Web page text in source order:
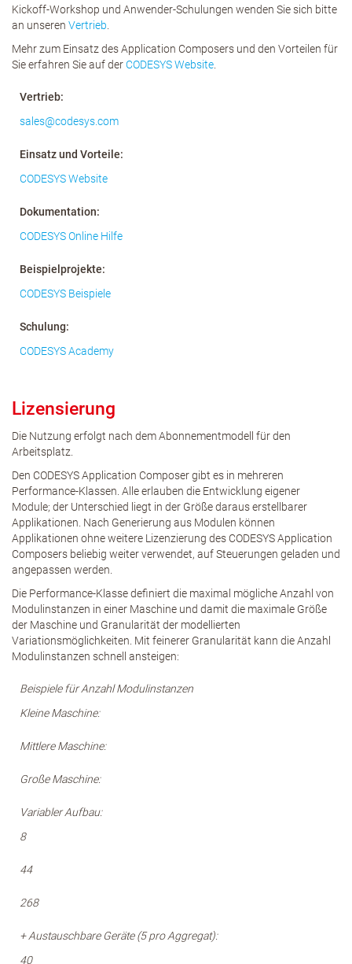
Kickoff-Workshop und Anwender-Schulungen wenden Sie sich bitte
an unseren Vertrieb
Mehr zum Einsatz des Application Composers und den Vorteilen für
Sie erfahren Sie auf derCODESYS Website
Vertrieb:
sales@codesyscom
Einsatz und Vorteile:
CODESYS Website
Dokumentation:
CODESYS Online Hilfe
Beispielprojekte:
CODESYS Beispiele
Schulung:
CODESYS Academy
Lizensierung
Die Nutzung erfolgt nach dem Abonnementmodell für den
Arbeitsplatz.
Den CODESYS Application Composer gibt es in mehreren
Performance-Klassen. Alle erlauben die Entwicklung eigener
Module; der Unterschied liegt in der Größe daraus erstellbarer
Applikationen. Nach Generierung aus Modulen können
Applikationen ohne weitere Lizenzierung des CODESYS Application
Composers beliebig weiter verwendet, auf Steuerungen geladen und
angepassen werden.
Die Performance-Klasse definiert die maximal mögliche Anzahl von
Modulinstanzen in einer Maschine und damit die maximale Größe
der Maschine und Granularität der modellierten
Variationsmöglichkeiten. Mit feinerer Granularität kann die Anzahl
Modulinstanzen schnell ansteigen:
Beispiele für Anzahl Modulinstanzen
Kleine Maschine:
Mittlere Maschine:
Große Maschine:
Variabler Aufbau:
8
44
268
+ Austauschbare Geräte (5 pro Aggregat):
40